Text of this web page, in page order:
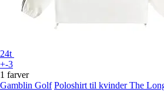
24t
+-3
1 farver
Gamblin Golf Poloshirt til kvinder The